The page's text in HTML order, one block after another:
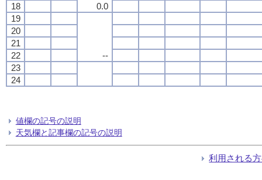
0.0
18
19
--
20
21
22
23
24
値欄の記号の説明
天気欄と記事欄の記号の説明
利用される